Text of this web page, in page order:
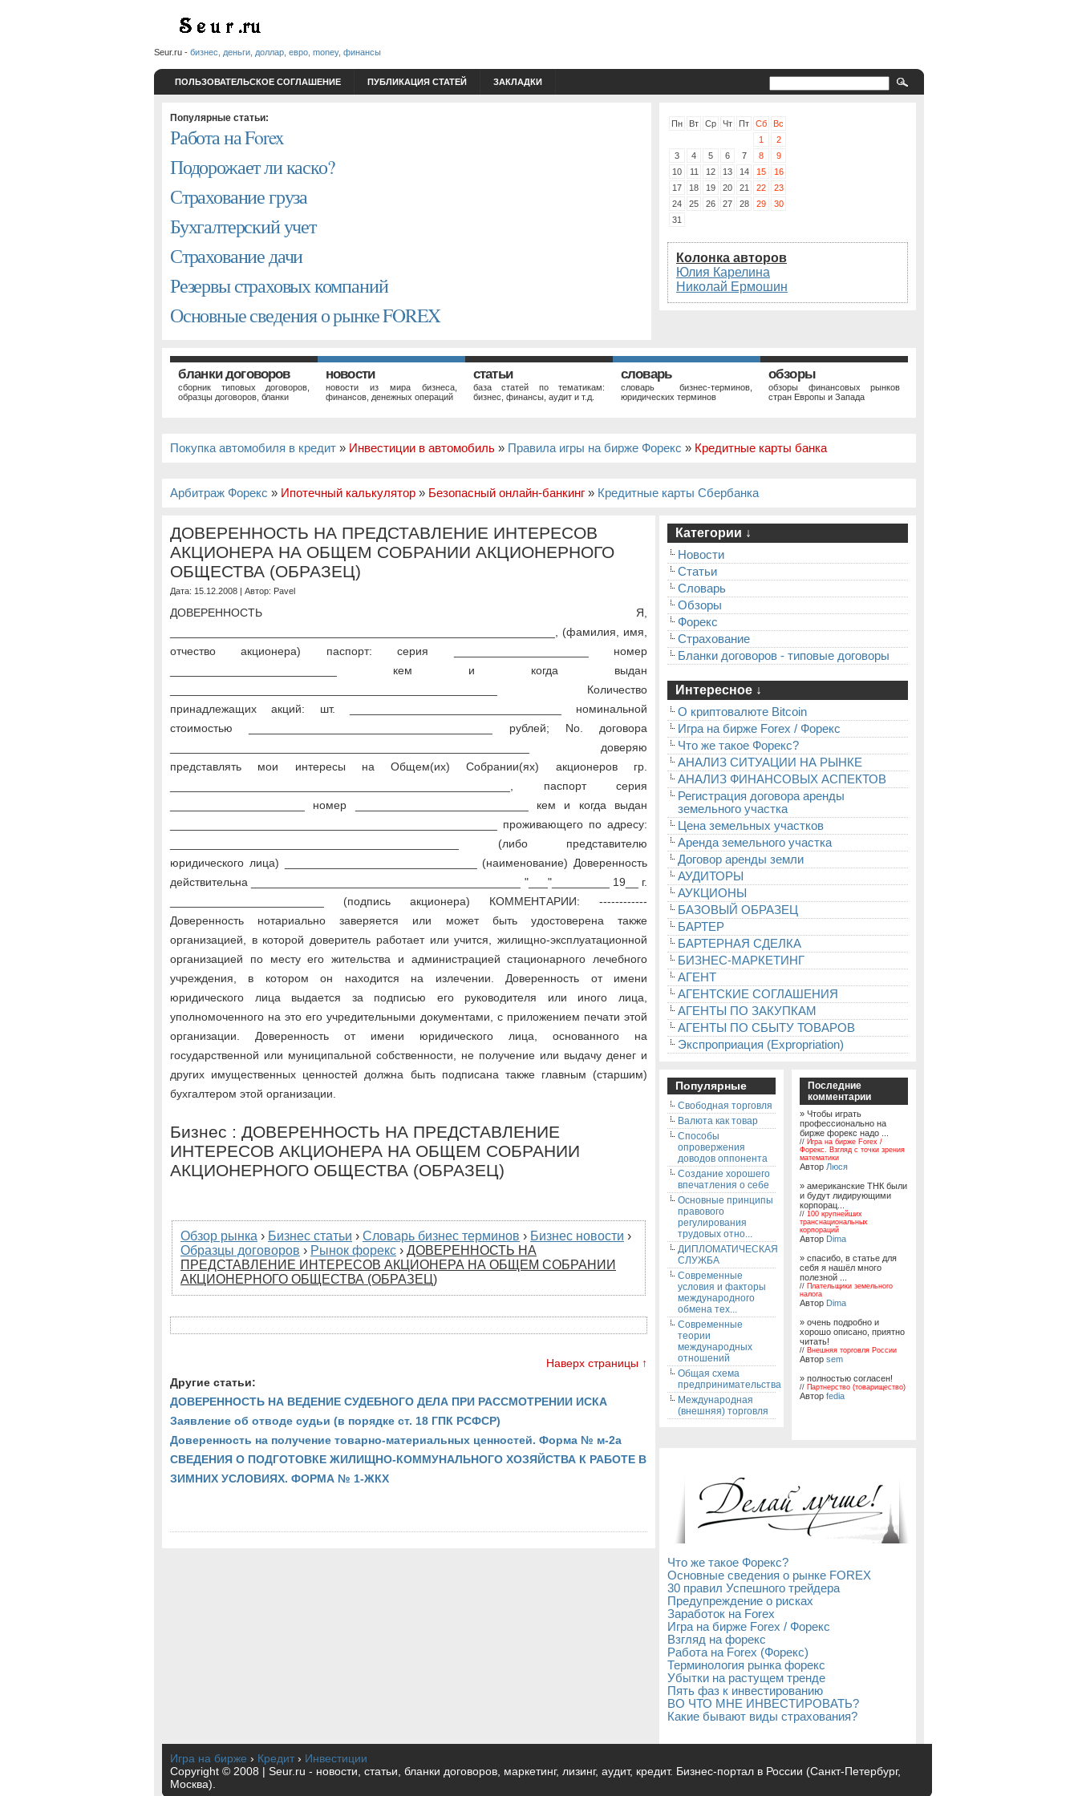
Seur.ru - бизнес, деньги, доллар, евро, money, финансы
ПОЛЬЗОВАТЕЛЬСКОЕ СОГЛАШЕНИЕ ПУБЛИКАЦИЯ СТАТЕЙ ЗАКЛАДКИ
Популярные статьи:
Работа на Forex
Подорожает ли каско?
Страхование груза
Бухгалтерский учет
Страхование дачи
Резервы страховых компаний
Основные сведения о рынке FOREX
Пн Вт Ср Чт Пт Сб
Вс
1
2
3
4 5 6 7 8
9
10
11 12 13 14 15
16
17
18 19 20 21 22
23
24
25 26 27 28 29
30
31
Колонка авторов
Юлия Карелина
Николай Ермошин
бланки договоров
сборник типовых договоров,
образцы договоров, бланки
новости
новости из мира бизнеса,
финансов, денежных операций
статьи
база статей по тематикам:
бизнес, финансы, аудит и т.д.
словарь
словарь бизнес-терминов,
юридических терминов
обзоры
обзоры финансовых рынков
стран Европы и Запада
Покупка автомобиля в кредит » Инвестиции в автомобиль » Правила игры на бирже Форекс » Кредитные карты банка
Арбитраж Форекс » Ипотечный калькулятор » Безопасный онлайн-банкинг » Кредитные карты Сбербанка
ДОВЕРЕННОСТЬ НА ПРЕДСТАВЛЕНИЕ ИНТЕРЕСОВ
АКЦИОНЕРА НА ОБЩЕМ СОБРАНИИ АКЦИОНЕРНОГО
ОБЩЕСТВА (ОБРАЗЕЦ)
Дата: 15.12.2008 | Автор: Pavel
ДОВЕРЕННОСТЬ Я,
____________________________________________________________, (фамилия, имя,
отчество акционера) паспорт: серия _____________________ номер
__________________________ кем и когда выдан
___________________________________________________ Количество
принадлежащих акций: шт. _________________________________ номинальной
стоимостью ______________________________________ рублей; Nо. договора
________________________________________________________ доверяю
представлять мои интересы на Общем(их) Собрании(ях) акционеров гр.
_____________________________________________________, паспорт серия
_____________________ номер ___________________________ кем и когда выдан
___________________________________________________ проживающего по адресу:
_____________________________________________ (либо представителю
юридического лица) ______________________________ (наименование) Доверенность
действительна __________________________________________ "___"_________ 19__ г.
________________________ (подпись акционера) КОММЕНТАРИИ: ------------
Доверенность нотариально заверяется или может быть удостоверена также
организацией, в которой доверитель работает или учится, жилищно-эксплуатационной
организацией по месту его жительства и администрацией стационарного лечебного
учреждения, в котором он находится на излечении. Доверенность от имени
юридического лица выдается за подписью его руководителя или иного лица,
уполномоченного на это его учредительными документами, с приложением печати этой
организации. Доверенность от имени юридического лица, основанного на
государственной или муниципальной собственности, не получение или выдачу денег и
других имущественных ценностей должна быть подписана также главным (старшим)
бухгалтером этой организации.
Бизнес : ДОВЕРЕННОСТЬ НА ПРЕДСТАВЛЕНИЕ
ИНТЕРЕСОВ АКЦИОНЕРА НА ОБЩЕМ СОБРАНИИ
АКЦИОНЕРНОГО ОБЩЕСТВА (ОБРАЗЕЦ)
Обзор рынка › Бизнес статьи › Словарь бизнес терминов › Бизнес новости ›
Образцы договоров › Рынок форекс › ДОВЕРЕННОСТЬ НА
ПРЕДСТАВЛЕНИЕ ИНТЕРЕСОВ АКЦИОНЕРА НА ОБЩЕМ СОБРАНИИ
АКЦИОНЕРНОГО ОБЩЕСТВА (ОБРАЗЕЦ)
Наверх страницы ↑
Другие статьи:
ДОВЕРЕННОСТЬ НА ВЕДЕНИЕ СУДЕБНОГО ДЕЛА ПРИ РАССМОТРЕНИИ ИСКА
Заявление об отводе судьи (в порядке ст. 18 ГПК РСФСР)
Доверенность на получение товарно-материальных ценностей. Форма № м-2а
СВЕДЕНИЯ О ПОДГОТОВКЕ ЖИЛИЩНО-КОММУНАЛЬНОГО ХОЗЯЙСТВА К РАБОТЕ В
ЗИМНИХ УСЛОВИЯХ. ФОРМА № 1-ЖКХ
Категории ↓
Новости
Статьи
Словарь
Обзоры
Форекс
Страхование
Бланки договоров - типовые договоры
Интересное ↓
О криптовалюте Bitcoin
Игра на бирже Forex / Форекс
Что же такое Форекс?
АНАЛИЗ СИТУАЦИИ НА РЫНКЕ
АНАЛИЗ ФИНАНСОВЫХ АСПЕКТОВ
Регистрация договора аренды
земельного участка
Цена земельных участков
Аренда земельного участка
Договор аренды земли
АУДИТОРЫ
АУКЦИОНЫ
БАЗОВЫЙ ОБРАЗЕЦ
БАРТЕР
БАРТЕРНАЯ СДЕЛКА
БИЗНЕС-МАРКЕТИНГ
АГЕНТ
АГЕНТСКИЕ СОГЛАШЕНИЯ
АГЕНТЫ ПО ЗАКУПКАМ
АГЕНТЫ ПО СБЫТУ ТОВАРОВ
Экспроприация (Expropriation)
Популярные
Свободная торговля
Валюта как товар
Способы
опровержения
доводов оппонента
Создание хорошего
впечатления о себе
Основные принципы
правового
регулирования
трудовых отно...
ДИПЛОМАТИЧЕСКАЯ
СЛУЖБА
Современные
условия и факторы
международного
обмена тех...
Современные
теории
международных
отношений
Общая схема
предпринимательства
Международная
(внешняя) торговля
Последние
комментарии
» Чтобы играть
профессионально на
бирже форекс надо ...
// Игра на бирже Forex /
Форекс. Взгляд с точки зрения
математики
Автор Люся
» американские ТНК были
и будут лидирующими
корпорац...
// 100 крупнейших
транснациональных
корпораций
Автор Dima
» спасибо, в статье для
себя я нашёл много
полезной ...
// Плательщики земельного
налога
Автор Dima
» очень подробно и
хорошо описано, приятно
читать!
// Внешняя торговля России
Автор sem
» полностью согласен!
// Партнерство (товарищество)
Автор fedia
Что же такое Форекс?
Основные сведения о рынке FOREX
30 правил Успешного трейдера
Предупреждение о рисках
Заработок на Forex
Игра на бирже Forex / Форекс
Взгляд на форекс
Работа на Forex (Форекс)
Терминология рынка форекс
Убытки на растущем тренде
Пять фаз к инвестированию
ВО ЧТО МНЕ ИНВЕСТИРОВАТЬ?
Какие бывают виды страхования?
Игра на бирже › Кредит › Инвестиции
Copyright © 2008 | Seur.ru - новости, статьи, бланки договоров, маркетинг, лизинг, аудит, кредит. Бизнес-портал в России (Санкт-Петербург,
Москва).